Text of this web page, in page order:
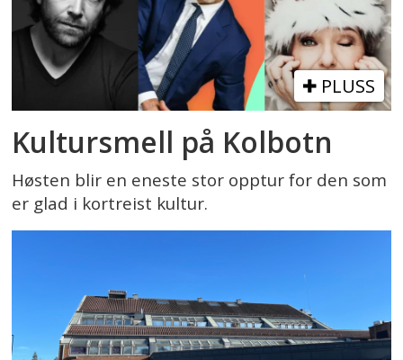
PLUSS
Kultursmell på Kolbotn
Høsten blir en eneste stor opptur for den som
er glad i kortreist kultur.